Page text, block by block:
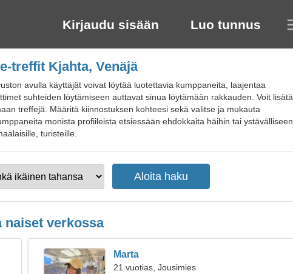
Kirjaudu sisään Luo tunnus
treffit Kjahta, Venäjä
avulla käyttäjät voivat löytää luotettavia kumppaneita, laajentaa
suhteiden löytämiseen auttavat sinua löytämään rakkauden. Voit lisätä
treffejä. Määritä kiinnostuksen kohteesi sekä valitse ja mukauta
monista profiileista etsiessään ehdokkaita häihin tai ystävälliseen
turisteille.
naiset verkossa
Marta
21 vuotias, Jousimies